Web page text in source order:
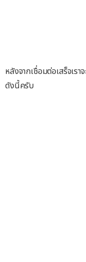
หลังจากเชื่อมต่อเสร็จเ
ดังนี้ครับ